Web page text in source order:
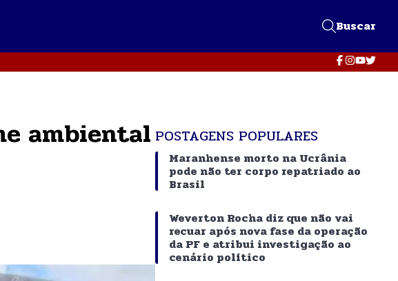
Buscar
ambiental POSTAGENS POPULARES
Maranhense morto na Ucrânia
pode não ter corpo repatriado ao
Brasil
Weverton Rocha diz que não vai
recuar após nova fase da operação
da PF e atribui investigação ao
cenário político